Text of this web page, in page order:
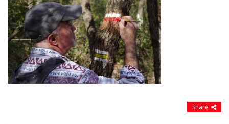
Share